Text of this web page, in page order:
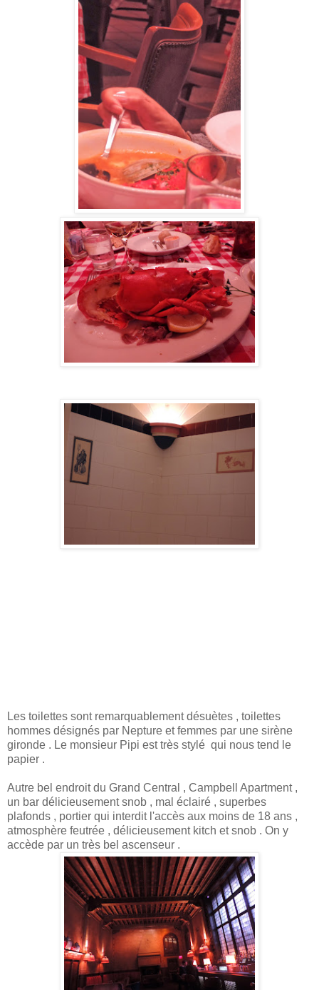
Les toilettes sont remarquablement désuètes , toilettes
hommes désignés par Nepture et femmes par une sirène
gironde . Le monsieur Pipi est très stylé qui nous tend le
papier .
Autre bel endroit du Grand Central , Campbell Apartment ,
un bar délicieusement snob , mal éclairé , superbes
plafonds , portier qui interdit l'accès aux moins de 18 ans ,
atmosphère feutrée , délicieusement kitch et snob . On y
accède par un très bel ascenseur .